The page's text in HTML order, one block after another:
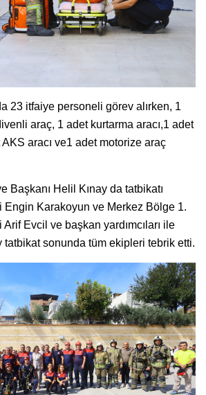
23 itfaiye personeli görev alırken, 1
araç, 1 adet kurtarma aracı,1 adet
aracı ve1 adet motorize araç
Başkanı Helil Kınay da tatbikatı
Engin Karakoyun ve Merkez Bölge 1.
Evcil ve başkan yardımcıları ile
tatbikat sonunda tüm ekipleri tebrik etti.